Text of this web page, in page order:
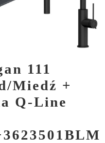
111
Miedź +
Q-Line